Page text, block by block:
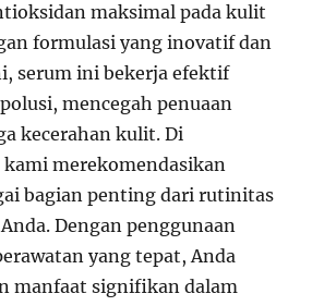
maksimal pada kulit
formulasi yang inovatif dan
serum ini bekerja efektif
mencegah penuaan
kecerahan kulit. Di
merekomendasikan
bagian penting dari rutinitas
Dengan penggunaan
yang tepat, Anda
manfaat signifikan dalam